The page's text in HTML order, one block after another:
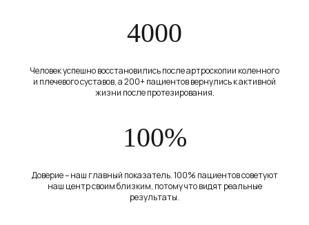
4000
Человек успешно восстановились после артроскопии коленного
и плечевого суставов, а 200+ пациентов вернулись к активной
жизни после протезирования.
100%
Доверие – наш главный показатель. 100% пациентов советуют
наш центр своим близким, потому что видят реальные
результаты.
НАШИ УСЛУГИ